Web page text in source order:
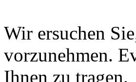
Wir ersuchen
vorzunehmen.
Ihnen zu tragen.